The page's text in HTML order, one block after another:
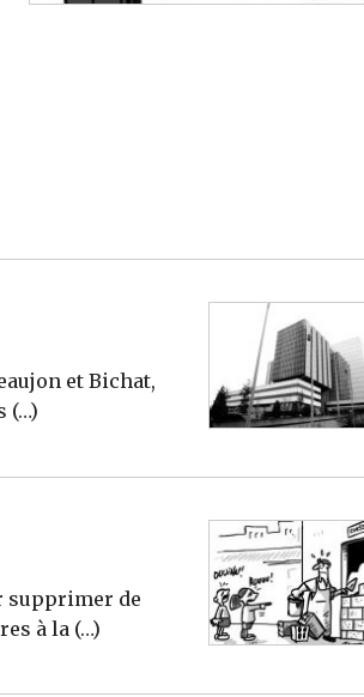
et Bichat,
(…)
supprimer de
à la (…)